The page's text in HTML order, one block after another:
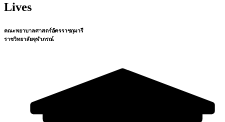
Lives
คณะพยาบาลศาสตร์อัครราชกุมารี
ราชวิทยาลัยจุฬาภรณ์